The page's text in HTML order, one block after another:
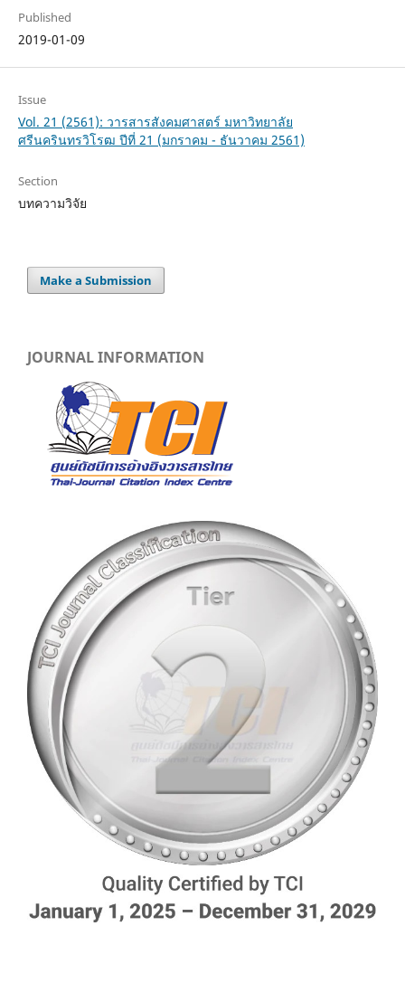
Published
2019-01-09
Issue
Vol. 21 (2561): วารสารสังคมศาสตร์ มหาวิทยาลัย
ศรีนครินทรวิโรฒ ปีที่ 21 (มกราคม - ธันวาคม 2561)
Section
บทความวิจัย
Make a Submission
JOURNAL INFORMATION